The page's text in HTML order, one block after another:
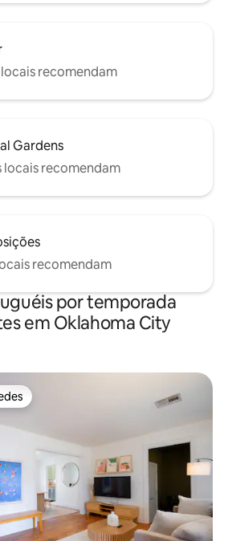
recomendam
Gardens
recomendam
recomendam
por temporada
em Oklahoma City